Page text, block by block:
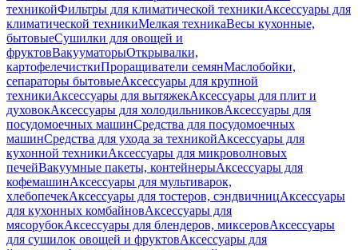
техникойФильтры для климатической техникиАксессуары для
климатической техникиМелкая техникаВесы кухонные,
бытовыеСушилки для овощей и
фруктовВакууматорыОткрывалки,
картофелечисткиПроращиватели семянМаслобойки,
сепараторы бытовыеАксессуары для крупной
техникиАксессуары для вытяжекАксессуары для плит и
духовокАксессуары для холодильниковАксессуары для
посудомоечных машинСредства для посудомоечных
машинСредства для ухода за техникойАксессуары для
кухонной техникиАксессуары для микроволновых
печейВакуумные пакеты, контейнерыАксессуары для
кофемашинАксессуары для мультиварок,
хлебопечекАксессуары для тостеров, сэндвичницАксессуары
для кухонных комбайновАксессуары для
мясорубокАксессуары для блендеров, миксеровАксессуары
для сушилок овощей и фруктовАксессуары для